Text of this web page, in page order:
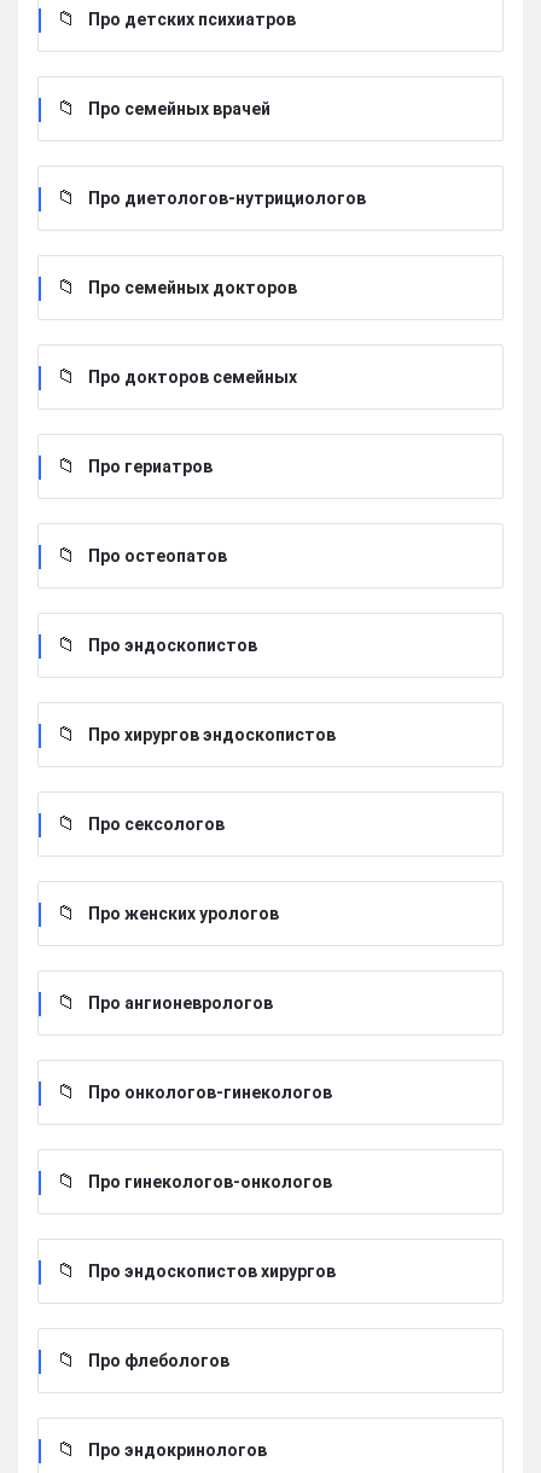
Про детских психиатров
Про семейных врачей
Про диетологов-нутрициологов
Про семейных докторов
Про докторов семейных
Про гериатров
Про остеопатов
Про эндоскопистов
Про хирургов эндоскопистов
Про сексологов
Про женских урологов
Про ангионеврологов
Про онкологов-гинекологов
Про гинекологов-онкологов
Про эндоскопистов хирургов
Про флебологов
Про эндокринологов